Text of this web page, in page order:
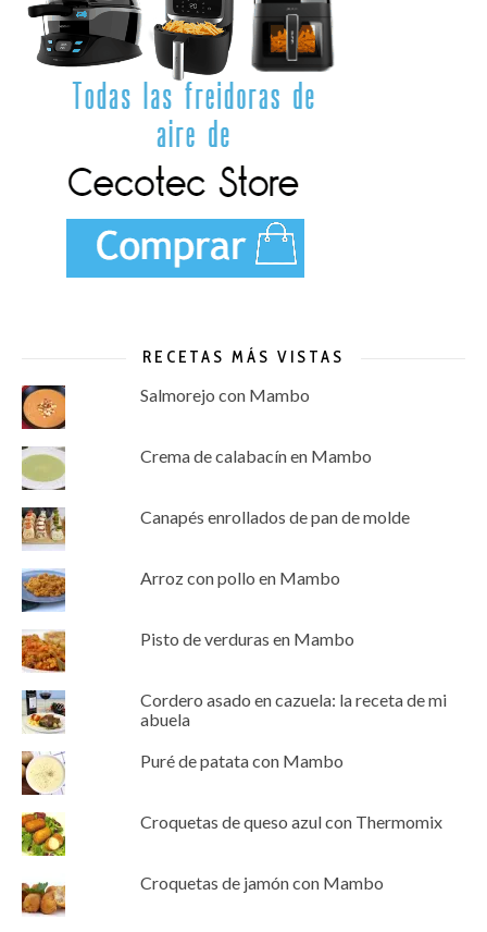
RECETAS MÁS VISTAS
Salmorejo con Mambo
Crema de calabacín en Mambo
Canapés enrollados de pan de molde
Arroz con pollo en Mambo
Pisto de verduras en Mambo
Cordero asado en cazuela: la receta de mi
abuela
Puré de patata con Mambo
Croquetas de queso azul con Thermomix
Croquetas de jamón con Mambo